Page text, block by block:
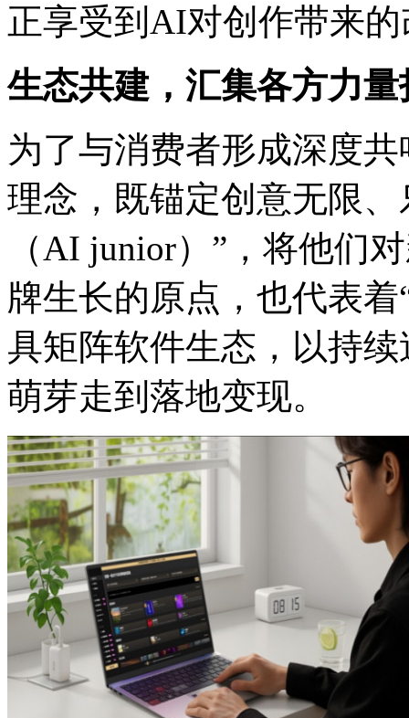
正享受到AI对创作带来
生态共建，汇集各方力
为了与消费者形成深度共
理念，既锚定创意无限
（AI junior）”，将他
牌生长的原点，也代
具矩阵软件生态，以
萌芽走到落地变现。